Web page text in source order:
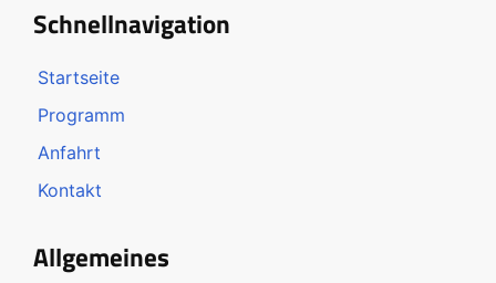
Schnellnavigation
Startseite
Programm
Anfahrt
Kontakt
Allgemeines